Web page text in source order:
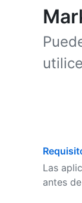
Las
antes